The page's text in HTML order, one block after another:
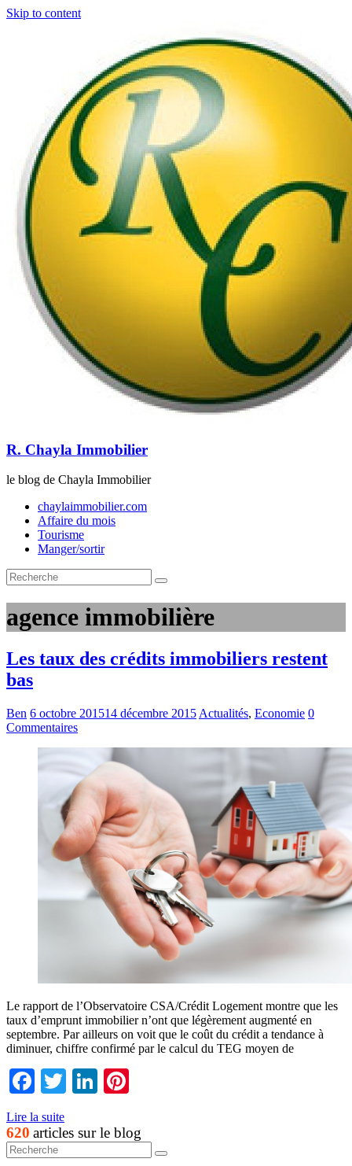
Skip to content
R. Chayla Immobilier
le blog de Chayla Immobilier
chaylaimmobilier.com
Affaire du mois
Tourisme
Manger/sortir
agence immobilière
Les taux des crédits immobiliers restent
bas
Ben 6 octobre 201514 décembre 2015 Actualités, Economie 0
Commentaires
Le rapport de l’Observatoire CSA/Crédit Logement montre que les
taux d’emprunt immobilier n’ont que légèrement augmenté en
septembre. Par ailleurs on voit que le coût du crédit a tendance à
diminuer, chiffre confirmé par le calcul du TEG moyen de
Facebook
TwitterLinkedIn
Lire la suite
620 articles sur le blog